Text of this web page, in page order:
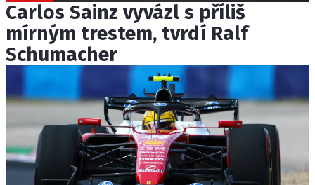
Carlos Sainz vyvázl s příliš
mírným trestem, tvrdí Ralf
Schumacher